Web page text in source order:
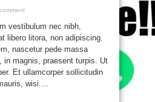
vestibulum nec nibh,
libero litora, non adipiscing.
nascetur pede massa
in magnis, praesent turpis. Ut
Et ullamcorper sollicitudin
wisi ...